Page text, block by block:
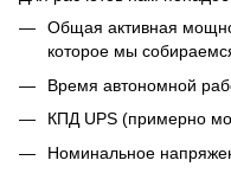
Общая активная
которое мы
Время автономной
КПД UPS (примерно
Номинальное